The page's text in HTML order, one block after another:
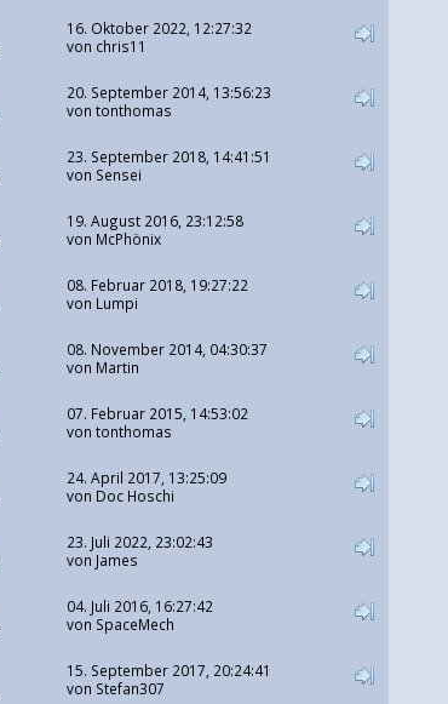
16. Oktober 2022, 12:27:32
von chris11
20. September 2014, 13:56:23
von tonthomas
23. September 2018, 14:41:51
von Sensei
19. August 2016, 23:12:58
von McPhönix
08. Februar 2018, 19:27:22
von Lumpi
08. November 2014, 04:30:37
von Martin
07. Februar 2015, 14:53:02
von tonthomas
24. April 2017, 13:25:09
von Doc Hoschi
23. Juli 2022, 23:02:43
von James
04. Juli 2016, 16:27:42
von SpaceMech
15. September 2017, 20:24:41
von Stefan307